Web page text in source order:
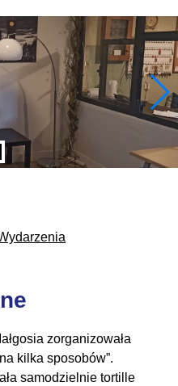
zorganizowała
kilka sposobów”.
samodzielnie tortille